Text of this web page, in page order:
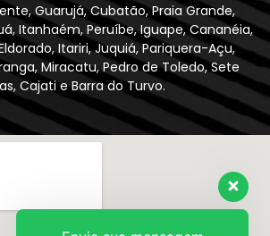
Guarujá, Cubatão, Praia Grande,
Itanhaém, Peruíbe, Iguape, Cananéia,
Itariri, Juquiá, Pariquera-Açu,
Miracatu, Pedro de Toledo, Sete
Cajati e Barra do Turvo.